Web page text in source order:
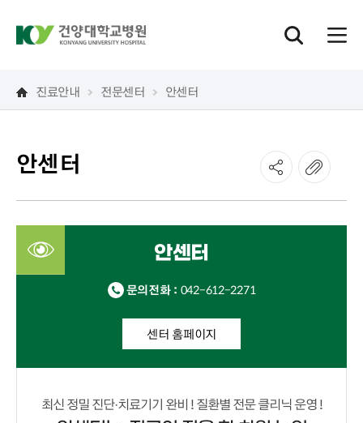
진료안내 전문센터 안센터
안센터
안센터
문의전화 : 042-612-2271
센터 홈페이지
최신 정밀 진단·치료기기 완비 ! 질환별 전문 클리닉 운영 !